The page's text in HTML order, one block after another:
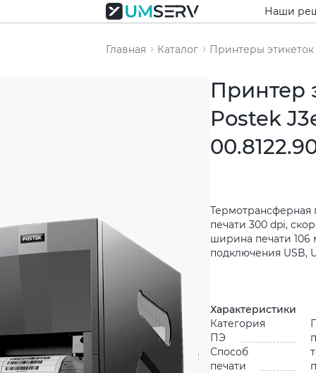
Наши
Главная Каталог Принтеры этикеток
Принтер
Postek
Термотрансферная
печати 300 dpi,
ширина печати
подключения USB,
Характеристики
Категория
ПЭ
Способ
печати